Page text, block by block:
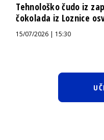
Tehnološko čudo iz
čokolada iz Loznice
15/07/2026 | 15:30